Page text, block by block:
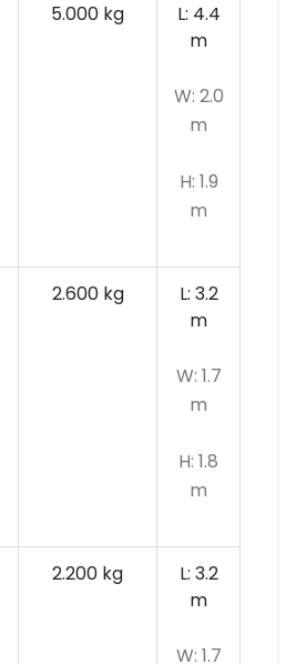
5.000 kg
L: 4.4
m
W: 2.0
m
H: 1.9
m
2.600 kg
L: 3.2
m
W: 1.7
m
H: 1.8
m
2.200 kg
L: 3.2
m
W: 1.7